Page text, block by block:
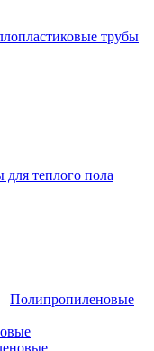
трубы
для теплого пола
Полипропиленовые